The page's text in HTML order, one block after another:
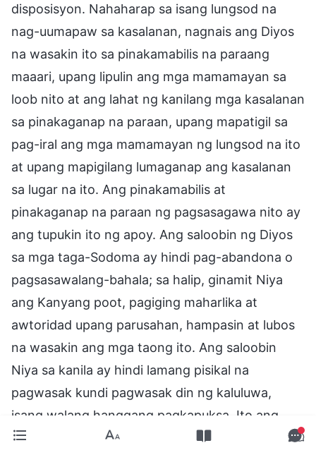
disposisyon. Nahaharap sa isang lungsod na
nag-uumapaw sa kasalanan, nagnais ang Diyos
na wasakin ito sa pinakamabilis na paraang
maaari, upang lipulin ang mga mamamayan sa
loob nito at ang lahat ng kanilang mga kasalanan
sa pinakaganap na paraan, upang mapatigil sa
pag-iral ang mga mamamayan ng lungsod na ito
at upang mapigilang lumaganap ang kasalanan
sa lugar na ito. Ang pinakamabilis at
pinakaganap na paraan ng pagsasagawa nito ay
ang tupukin ito ng apoy. Ang saloobin ng Diyos
sa mga taga-Sodoma ay hindi pag-abandona o
pagsasawalang-bahala; sa halip, ginamit Niya
ang Kanyang poot, pagiging maharlika at
awtoridad upang parusahan, hampasin at lubos
na wasakin ang mga taong ito. Ang saloobin
Niya sa kanila ay hindi lamang pisikal na
pagwasak kundi pagwasak din ng kaluluwa,
isang walang hanggang pagkapuksa. Ito ang
tunay na ipinahihiwatig ng pakahulugan ng Diyos